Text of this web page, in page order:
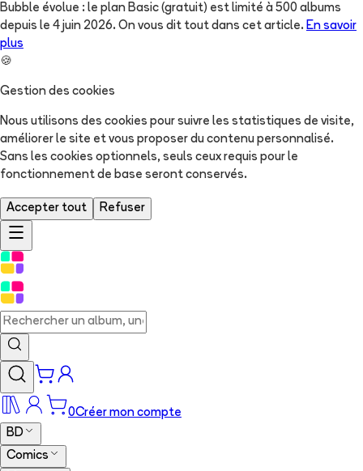
Bubble évolue : le plan Basic (gratuit) est limité à 500 albums
depuis le 4 juin 2026. On vous dit tout dans cet article. En savoir
plus
🍪
Gestion des cookies
Nous utilisons des cookies pour suivre les statistiques de visite,
améliorer le site et vous proposer du contenu personnalisé.
Sans les cookies optionnels, seuls ceux requis pour le
fonctionnement de base seront conservés.
Accepter tout Refuser
0Créer mon compte
BD
Comics